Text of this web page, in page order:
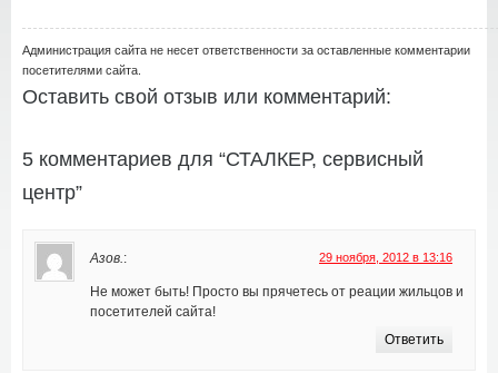
Администрация сайта не несет ответственности за оставленные комментарии
посетителями сайта.
Оставить свой отзыв или комментарий:
5 комментариев для “СТАЛКЕР, сервисный
центр”
Азов.: 29 ноября, 2012 в 13:16
Не может быть! Просто вы прячетесь от реации жильцов и
посетителей сайта!
Ответить